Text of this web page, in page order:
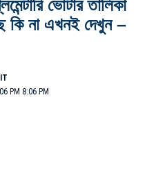
ভোটার তালিকা
কি না এখনই দেখুন –
PM 8:06 PM